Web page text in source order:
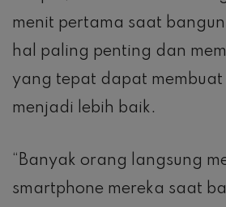
menit pertama saat
hal paling penting dan
yang tepat dapat membuat
menjadi lebih baik.
“Banyak orang langsung
smartphone mereka saat